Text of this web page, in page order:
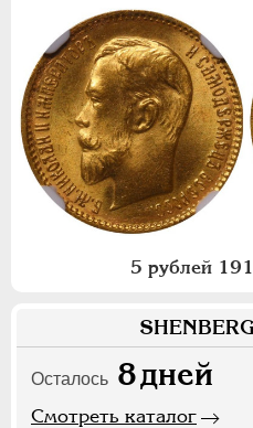
5 рублей
Осталось 8дней
Смотреть каталог